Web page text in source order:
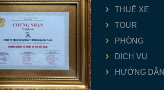
THUÊ XE
TOUR
PHÒNG
DỊCH VỤ
HƯỚNG DẪN